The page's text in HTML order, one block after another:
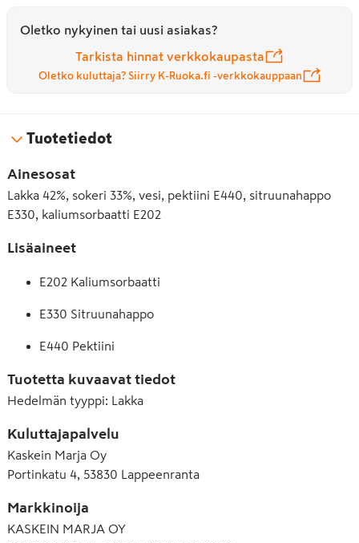
Oletko nykyinen tai uusi asiakas?
Tarkista hinnat verkkokaupasta
Oletko kuluttaja? Siirry K-Ruoka.fi -verkkokauppaan
Tuotetiedot
Ainesosat
Lakka 42%, sokeri 33%, vesi, pektiini E440, sitruunahappo
E330, kaliumsorbaatti E202
Lisäaineet
E202 Kaliumsorbaatti
E330 Sitruunahappo
E440 Pektiini
Tuotetta kuvaavat tiedot
Hedelmän tyyppi: Lakka
Kuluttajapalvelu
Kaskein Marja Oy
Portinkatu 4, 53830 Lappeenranta
Markkinoija
KASKEIN MARJA OY